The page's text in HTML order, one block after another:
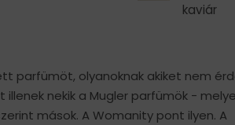
kaviár
parfümöt, olyanoknak akiket nem
nekik a Mugler parfümök -
mások. A Womanity pont ilyen. A